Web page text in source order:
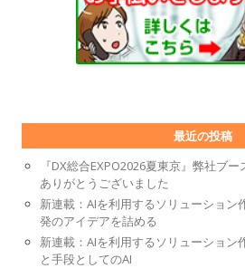
最近の投稿
『DX総合EXPO2026夏東京』弊社ブ
ありがとうございました
新連載：AIを利用するソリューション
発のアイデアを詰める
新連載：AIを利用するソリューション
と手段としてのAI